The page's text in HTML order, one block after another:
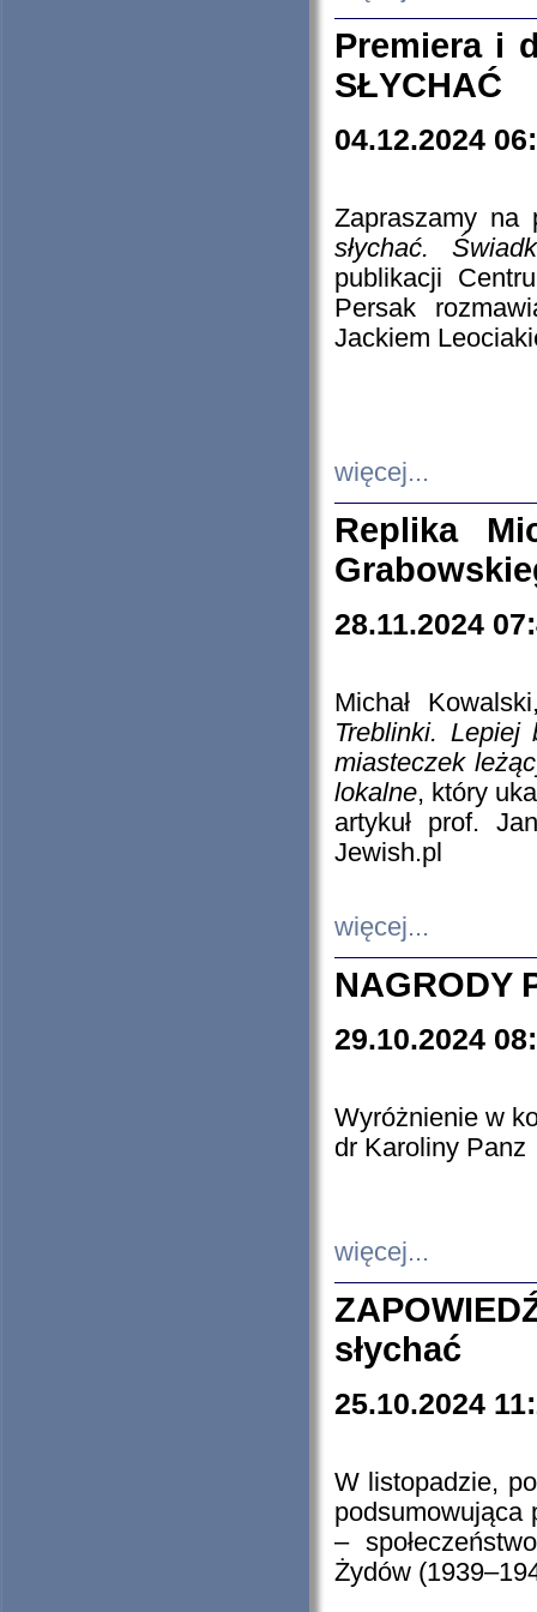
Premiera i
SŁYCHAĆ
04.12.2024
Zapraszamy
słychać.
publikacji
Persak
Jackiem
więcej...
Replika
28.11.2024
Michał
Treblinki. Lepiej
miasteczek
lokalne, który
artykuł prof.
Jewish.pl
więcej...
NAGRODY
29.10.2024
Wyróżnienie w
dr Karoliny Panz
więcej...
słychać
25.10.2024
W listopadzie,
podsumowująca
–
Żydów